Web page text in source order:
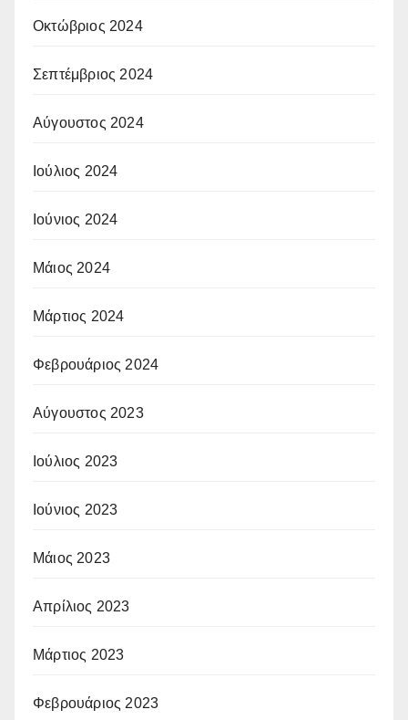
Οκτώβριος 2024
Σεπτέμβριος 2024
Αύγουστος 2024
Ιούλιος 2024
Ιούνιος 2024
Μάιος 2024
Μάρτιος 2024
Φεβρουάριος 2024
Αύγουστος 2023
Ιούλιος 2023
Ιούνιος 2023
Μάιος 2023
Απρίλιος 2023
Μάρτιος 2023
Φεβρουάριος 2023